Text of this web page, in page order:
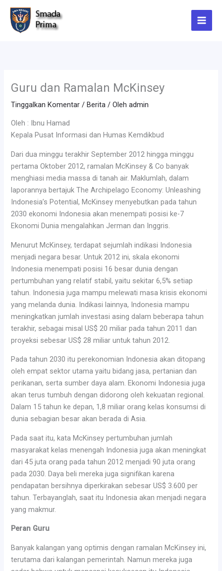
Lewati
konten
Guru dan Ramalan McKinsey
Tinggalkan Komentar /Berita / Olehadmin
Oleh : Ibnu Hamad
Kepala Pusat Informasi dan Humas Kemdikbud
Dari dua minggu terakhir September 2012 hingga minggu
pertama Oktober 2012, ramalan McKinsey & Co banyak
menghiasi media massa di tanah air. Maklumlah, dalam
laporannya bertajuk The Archipelago Economy: Unleashing
Indonesia’s Potential, McKinsey menyebutkan pada tahun
2030 ekonomi Indonesia akan menempati posisi ke-7
Ekonomi Dunia mengalahkan Jerman dan Inggris.
Menurut McKinsey, terdapat sejumlah indikasi Indonesia
menjadi negara besar. Untuk 2012 ini, skala ekonomi
Indonesia menempati posisi 16 besar dunia dengan
pertumbuhan yang relatif stabil, yaitu sekitar 6,5% setiap
tahun. Indonesia juga mampu melewati masa krisis ekonomi
yang melanda dunia. Indikasi lainnya, Indonesia mampu
meningkatkan jumlah investasi asing dalam beberapa tahun
terakhir, sebagai misal US$ 20 miliar pada tahun 2011 dan
proyeksi sebesar US$ 28 miliar untuk tahun 2012.
Pada tahun 2030 itu perekonomian Indonesia akan ditopang
oleh empat sektor utama yaitu bidang jasa, pertanian dan
perikanan, serta sumber daya alam. Ekonomi Indonesia juga
akan terus tumbuh dengan didorong oleh kekuatan regional.
Dalam 15 tahun ke depan, 1,8 miliar orang kelas konsumsi di
dunia sebagian besar akan berada di Asia.
Pada saat itu, kata McKinsey pertumbuhan jumlah
masyarakat kelas menengah Indonesia juga akan meningkat
dari 45 juta orang pada tahun 2012 menjadi 90 juta orang
pada 2030. Daya beli mereka juga signifikan karena
pendapatan bersihnya diperkirakan sebesar US$ 3.600 per
tahun. Terbayanglah, saat itu Indonesia akan menjadi negara
yang makmur.
Peran Guru
Banyak kalangan yang optimis dengan ramalan McKinsey ini,
terutama dari kalangan pemerintah. Namun mereka juga